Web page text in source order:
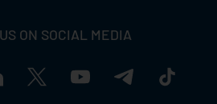
ON SOCIAL MEDIA